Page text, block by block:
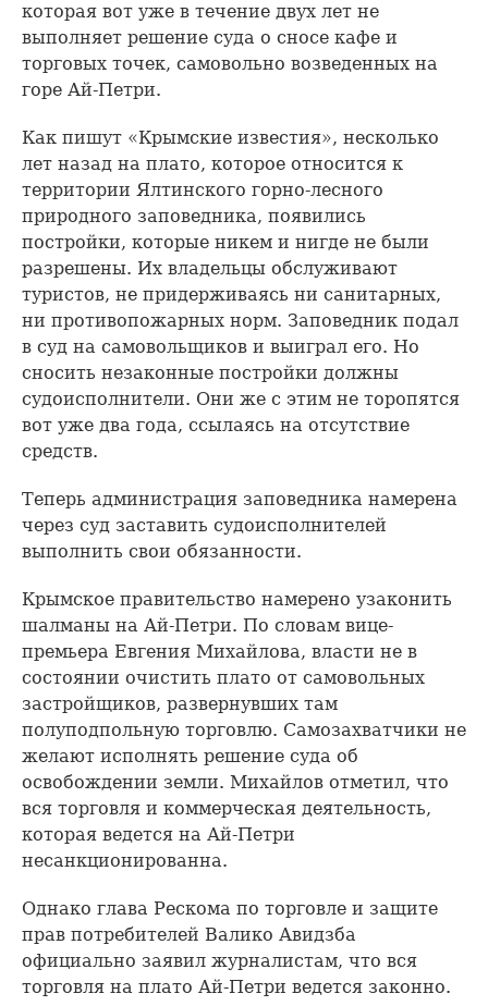
которая вот уже в течение двух лет не
выполняет решение суда о сносе кафе и
торговых точек, самовольно возведенных на
горе Ай-Петри.
Как пишут «Крымские известия», несколько
лет назад на плато, которое относится к
территории Ялтинского горно-лесного
природного заповедника, появились
постройки, которые никем и нигде не были
разрешены. Их владельцы обслуживают
туристов, не придерживаясь ни санитарных,
ни противопожарных норм. Заповедник подал
в суд на самовольщиков и выиграл его. Но
сносить незаконные постройки должны
судоисполнители. Они же с этим не торопятся
вот уже два года, ссылаясь на отсутствие
средств.
Теперь администрация заповедника намерена
через суд заставить судоисполнителей
выполнить свои обязанности.
Крымское правительство намерено узаконить
шалманы на Ай-Петри. По словам вице-
премьера Евгения Михайлова, власти не в
состоянии очистить плато от самовольных
застройщиков, развернувших там
полуподпольную торговлю. Самозахватчики не
желают исполнять решение суда об
освобождении земли. Михайлов отметил, что
вся торговля и коммерческая деятельность,
которая ведется на Ай-Петри
несанкционированна.
Однако глава Рескома по торговле и защите
прав потребителей Валико Авидзба
официально заявил журналистам, что вся
торговля на плато Ай-Петри ведется законно.